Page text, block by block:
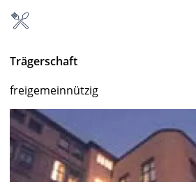
Trägerschaft
freigemeinnützig